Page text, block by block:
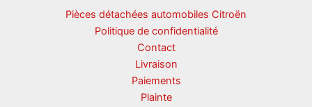
Pièces détachées automobiles Citroën
Politique de confidentialité
Contact
Livraison
Paiements
Plainte